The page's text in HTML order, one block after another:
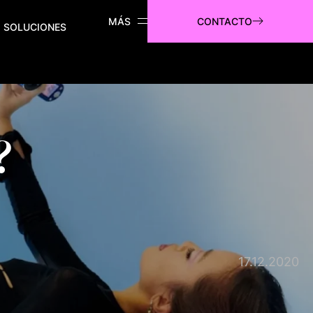
SOLUCIONES CONTACTO
17.12.2020